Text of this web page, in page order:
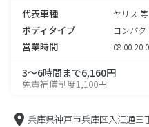
代表車種 ヤリス 等
ボディタイプ コンパク
営業時間 08:00-
3～6時間まで6,160円
免責補償制度1,100円
兵庫県神戸市兵庫区入江通三